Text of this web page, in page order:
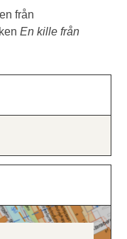
från
En kille från